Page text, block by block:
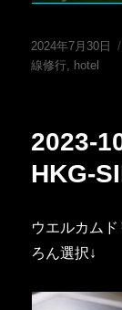
投
稿
2024年7月30日
線修行, hotel
2023-
HKG-
ウエルカム
ろん選択↓